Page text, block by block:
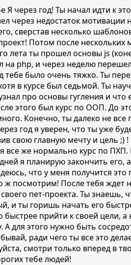
Я через год! Ты начал идти к
через недостаток мотивации
сверстав несколько
Потом после нескольких
лета ты прошел основы js
на php, и через неделю
тебе было очень тяжко. Ты
в курсе был седьмой. Ты
про основы гугления и что
этого был курс по ООП. До
Конечно, ты далеко не все
год я уверен, что ты уже
свою главную мечту и цель ;)
все же нормально курс по ПХП.
я планирую закончить его,
что у меня получится это
ж посмотрим! После тебя ждет
пет-проекта. Ты знаешь,
и ты горишь начать его
быстрее прийти к своей цели,
А для этого нужно быть
ради чего ты все это
смотри только вперед в
тебе людей!